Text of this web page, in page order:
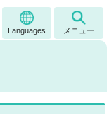
Languages メニュー